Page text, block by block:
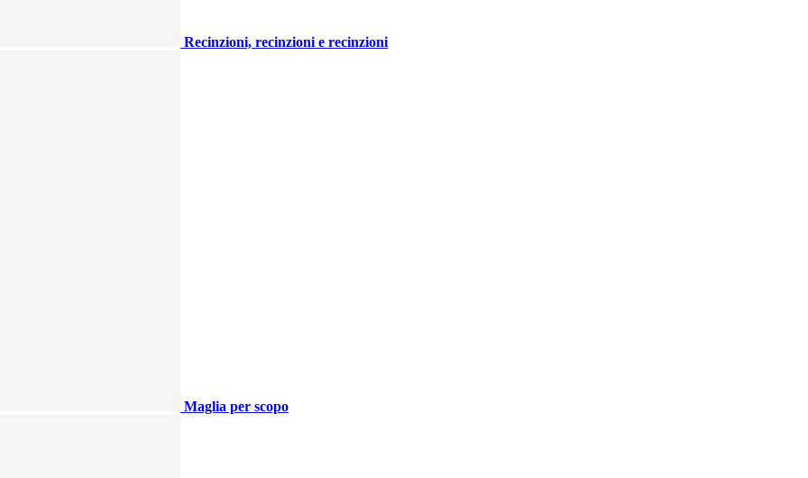
Recinzioni, recinzioni e recinzioni
Maglia per scopo